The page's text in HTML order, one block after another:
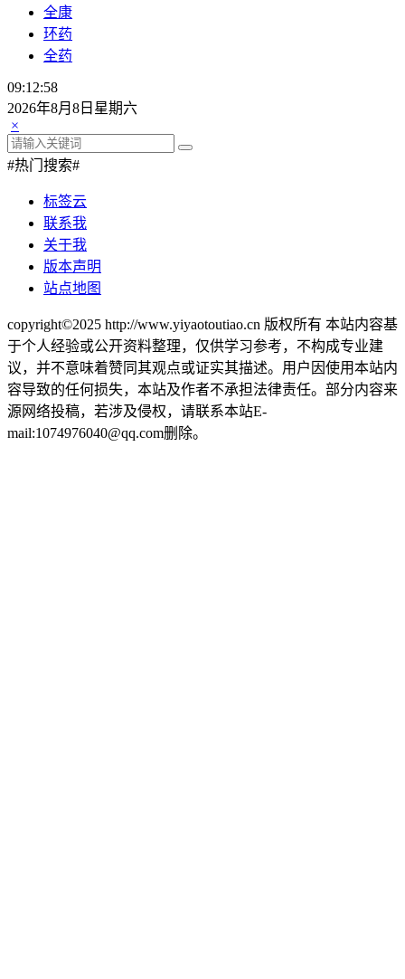
全康
环药
全药
09:12:58
2026年8月8日星期六
×
#热门搜索#
标签云
联系我
关于我
版本声明
站点地图
copyright©2025 http://www.yiyaotoutiao.cn 版权所有 本站内容基
于个人经验或公开资料整理，仅供学习参考，不构成专业建
议，并不意味着赞同其观点或证实其描述。用户因使用本站内
容导致的任何损失，本站及作者不承担法律责任。部分内容来
源网络投稿，若涉及侵权，请联系本站E-
mail:1074976040@qq.com删除。